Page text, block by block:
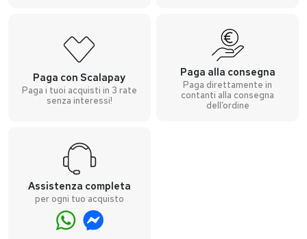
Paga con Scalapay
Paga i tuoi acquisti in 3 rate
senza interessi!
Paga alla consegna
Paga direttamente in
contanti alla consegna
dell’ordine
Assistenza completa
per ogni tuo acquisto